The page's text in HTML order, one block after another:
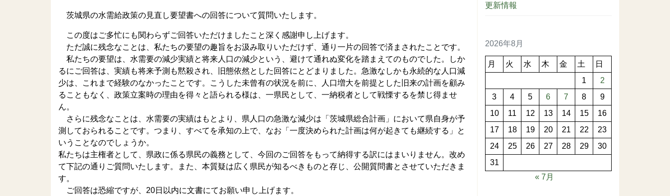
茨城県の水需給政策の見直し要望書への回答について質問いたします。
この度はご多忙にも関わらずご回答いただけましたこと深く感謝申し上げます。
ただ誠に残念なことは、私たちの要望の趣旨をお汲み取りいただけず、通り一片の回答で済まされたことです。
私たちの要望は、水需要の減少実績と将来人口の減少という、避けて通れぬ変化を踏まえてのものでした。しか
るにご回答は、実績も将来予測も黙殺され、旧態依然とした回答にとどまりました。急激なしかも永続的な人口減
少は、これまで経験のなかったことです。こうした未曾有の状況を前に、人口増大を前提とした旧来の計画を顧み
ることもなく、政策立案時の理由を得々と語られる様は、一県民として、一納税者として戦慄するを禁じ得ませ
ん。
さらに残念なことは、水需要の実績はもとより、県人口の急激な減少は「茨城県総合計画」において県自身が予
測しておられることです。つまり、すべてを承知の上で、なお「一度決められた計画は何が起きても継続する」と
いうことなのでしょうか。
私たちは主権者として、県政に係る県民の義務として、今回のご回答をもって納得する訳にはまいりません。改め
て下記の通りご質問いたします。また、本質疑は広く県民が知るべきものと存じ、公開質問書とさせていただきま
す。
ご回答は恐縮ですが、20日以内に文書にてお願い申し上げます。
更新情報
2026年8月
月 火 水 木 金 土
日
1
2
3
4 5 6 7 8
9
10
11 12 13 14 15
16
17
18 19 20 21 22
23
24
25 26 27 28 29
30
31
« 7月